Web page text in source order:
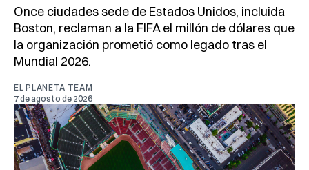
Once ciudades sede de Estados Unidos, incluida
Boston, reclaman a la FIFA el millón de dólares que
la organización prometió como legado tras el
Mundial 2026.
EL PLANETA TEAM
7 de agosto de 2026